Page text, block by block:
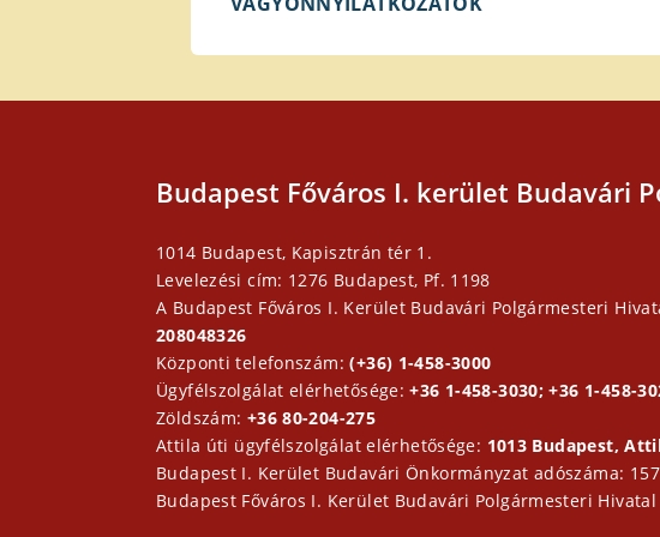
Budapest Főváros I. kerület Budavári
1014 Budapest, Kapisztrán tér 1.
Levelezési cím: 1276 Budapest, Pf. 1198
A Budapest Főváros I. Kerület Budavári Polgármesteri
208048326
Központi telefonszám:(+36) 1-458-3000
Ügyfélszolgálat elérhetősége:+36 1-458-3030; +36 1-458-
Zöldszám: +36 80-204-275
Attila úti ügyfélszolgálat elérhetősége: 1013 Budapest,
Budapest I. Kerület Budavári Önkormányzat adószáma:
Budapest Főváros I. Kerület Budavári Polgármesteri Hivatal